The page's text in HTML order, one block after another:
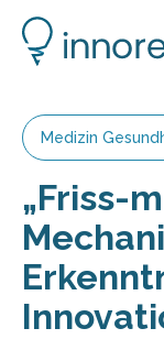
Medizin
„Friss-